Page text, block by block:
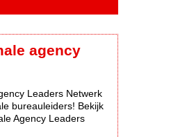
agency
Leaders Netwerk
bureauleiders! Bekijk
Agency Leaders